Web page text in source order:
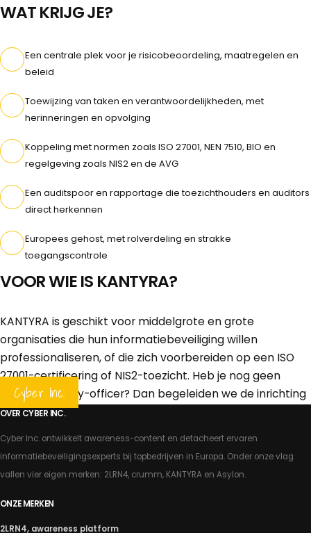
WAT KRIJG JE?
Een centrale plek voor je risicobeoordeling, maatregelen en
beleid
Toewijzing van taken en verantwoordelijkheden, met
herinneringen en opvolging
Koppeling met normen zoals ISO 27001, NEN 7510, BIO en
regelgeving zoals NIS2 en de AVG
Een auditspoor en rapportage die toezichthouders en auditors
direct herkennen
Europees gehost, met rolverdeling en strakke
toegangscontrole
VOOR WIE IS KANTYRA?
KANTYRA is geschikt voor middelgrote en grote
organisaties die hun informatiebeveiliging willen
professionaliseren, of die zich voorbereiden op een ISO
27001-certificering of NIS2-toezicht. Heb je nog geen
interne security-officer? Dan begeleiden we de inrichting
met een van onze gedetacheerde experts.
PLAN EEN DEMO BEKIJK OOK ONZE EXPERTS
Cyber Inc.
OVER CYBER INC.
Cyber Inc. ontwikkelt awareness-content en detacheert ervaren
informatiebeveiligingsexperts bij topbedrijven in Europa. Onder onze vlag
vallen vier eigen merken: 2LRN4, crumm, KANTYRA en Asylon.
ONZE MERKEN
2LRN4, awareness platform